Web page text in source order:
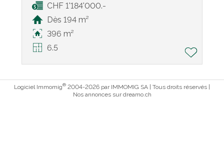
CHF 1'184'000.-
Dès 194 m²
396 m²
6.5
Logiciel Immomig® 2004-2026 par IMMOMIG SA | Tous droits réservés |
Nos annonces surdreamo.ch